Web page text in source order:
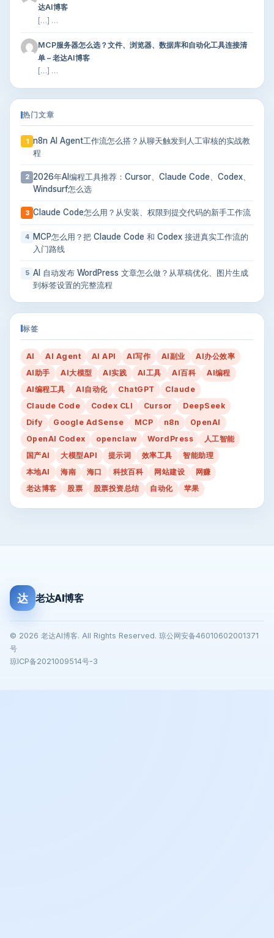
达AI博客
[…] …
MCP服务器怎么选？文件、浏览器、数据库和自动化工具连接清
单 – 老达AI博客
[…] …
热门文章
1 n8n AI Agent工作流怎么搭？从聊天触发到人工审核的实战教
程
2 2026年AI编程工具推荐：Cursor、Claude Code、Codex、
Windsurf怎么选
3 Claude Code怎么用？从安装、权限到提交代码的新手工作流
4
MCP怎么用？把 Claude Code 和 Codex 接进真实工作流的
入门路线
5 AI 自动发布 WordPress 文章怎么做？从草稿优化、图片生成
到标签设置的完整流程
标签
AI AI Agent AI API AI写作 AI副业
AI办公效率
AI助手
AI大模型 AI实践 AI工具 AI百科
AI编程
AI编程工具
AI自动化 ChatGPT
Claude
Claude Code
Codex CLI Cursor
DeepSeek
Dify
Google AdSense MCP n8n
OpenAI
OpenAI Codex
openclaw WordPress
人工智能
国产AI
大模型API 提示词 效率工具
智能助理
本地AI
海南 海口 科技百科 网站建设
网赚
老达博客
股票 股票投资总结 自动化 苹果
达 老达AI博客
© 2026 老达AI博客. All Rights Reserved. 琼公网安备46010602001371
号
琼ICP备2021009514号-3